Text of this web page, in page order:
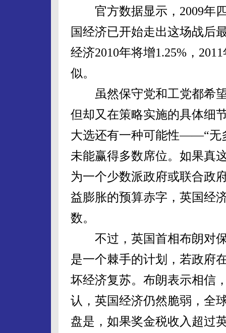
官方数据显示，2009年四
国经济已开始走出这场战后
经济2010年将增1.25%，
似。
虽然保守党和工党都希望
但却又在策略实施的具体细
大选还有一种可能性——“无
未能赢得多数席位。如果真
为一个少数派政府或联合政
益膨胀的预算赤字，英国经
数。
不过，英国首相布朗对保
是一个棘手的计划，若政府
坏经济复苏。布朗表示相信
认，英国经济仍然脆弱，全
盘是，如果奖金税收入超过